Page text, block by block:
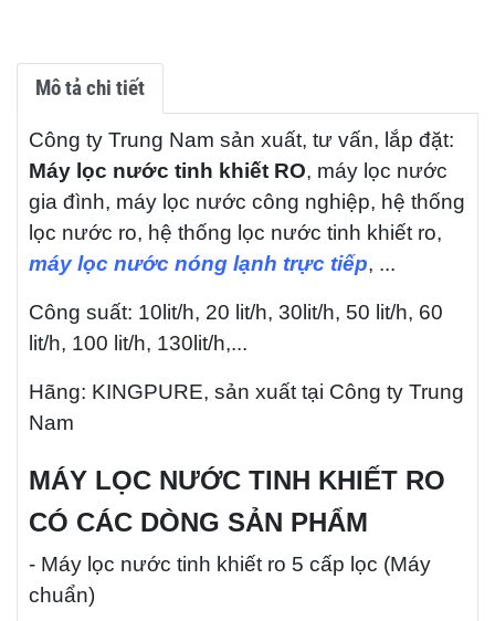
Mô tả chi tiết
Công ty Trung Nam sản xuất, tư vấn, lắp đặt:
Máy lọc nước tinh khiết RO, máy lọc nước
gia đình, máy lọc nước công nghiệp, hệ thống
lọc nước ro, hệ thống lọc nước tinh khiết ro,
máy lọc nước nóng lạnh trực tiếp, ...
Công suất: 10lit/h, 20 lit/h, 30lit/h, 50 lit/h, 60
lit/h, 100 lit/h, 130lit/h,...
Hãng: KINGPURE, sản xuất tại Công ty Trung
Nam
MÁY LỌC NƯỚC TINH KHIẾT RO
CÓ CÁC DÒNG SẢN PHẨM
- Máy lọc nước tinh khiết ro 5 cấp lọc (Máy
chuẩn)